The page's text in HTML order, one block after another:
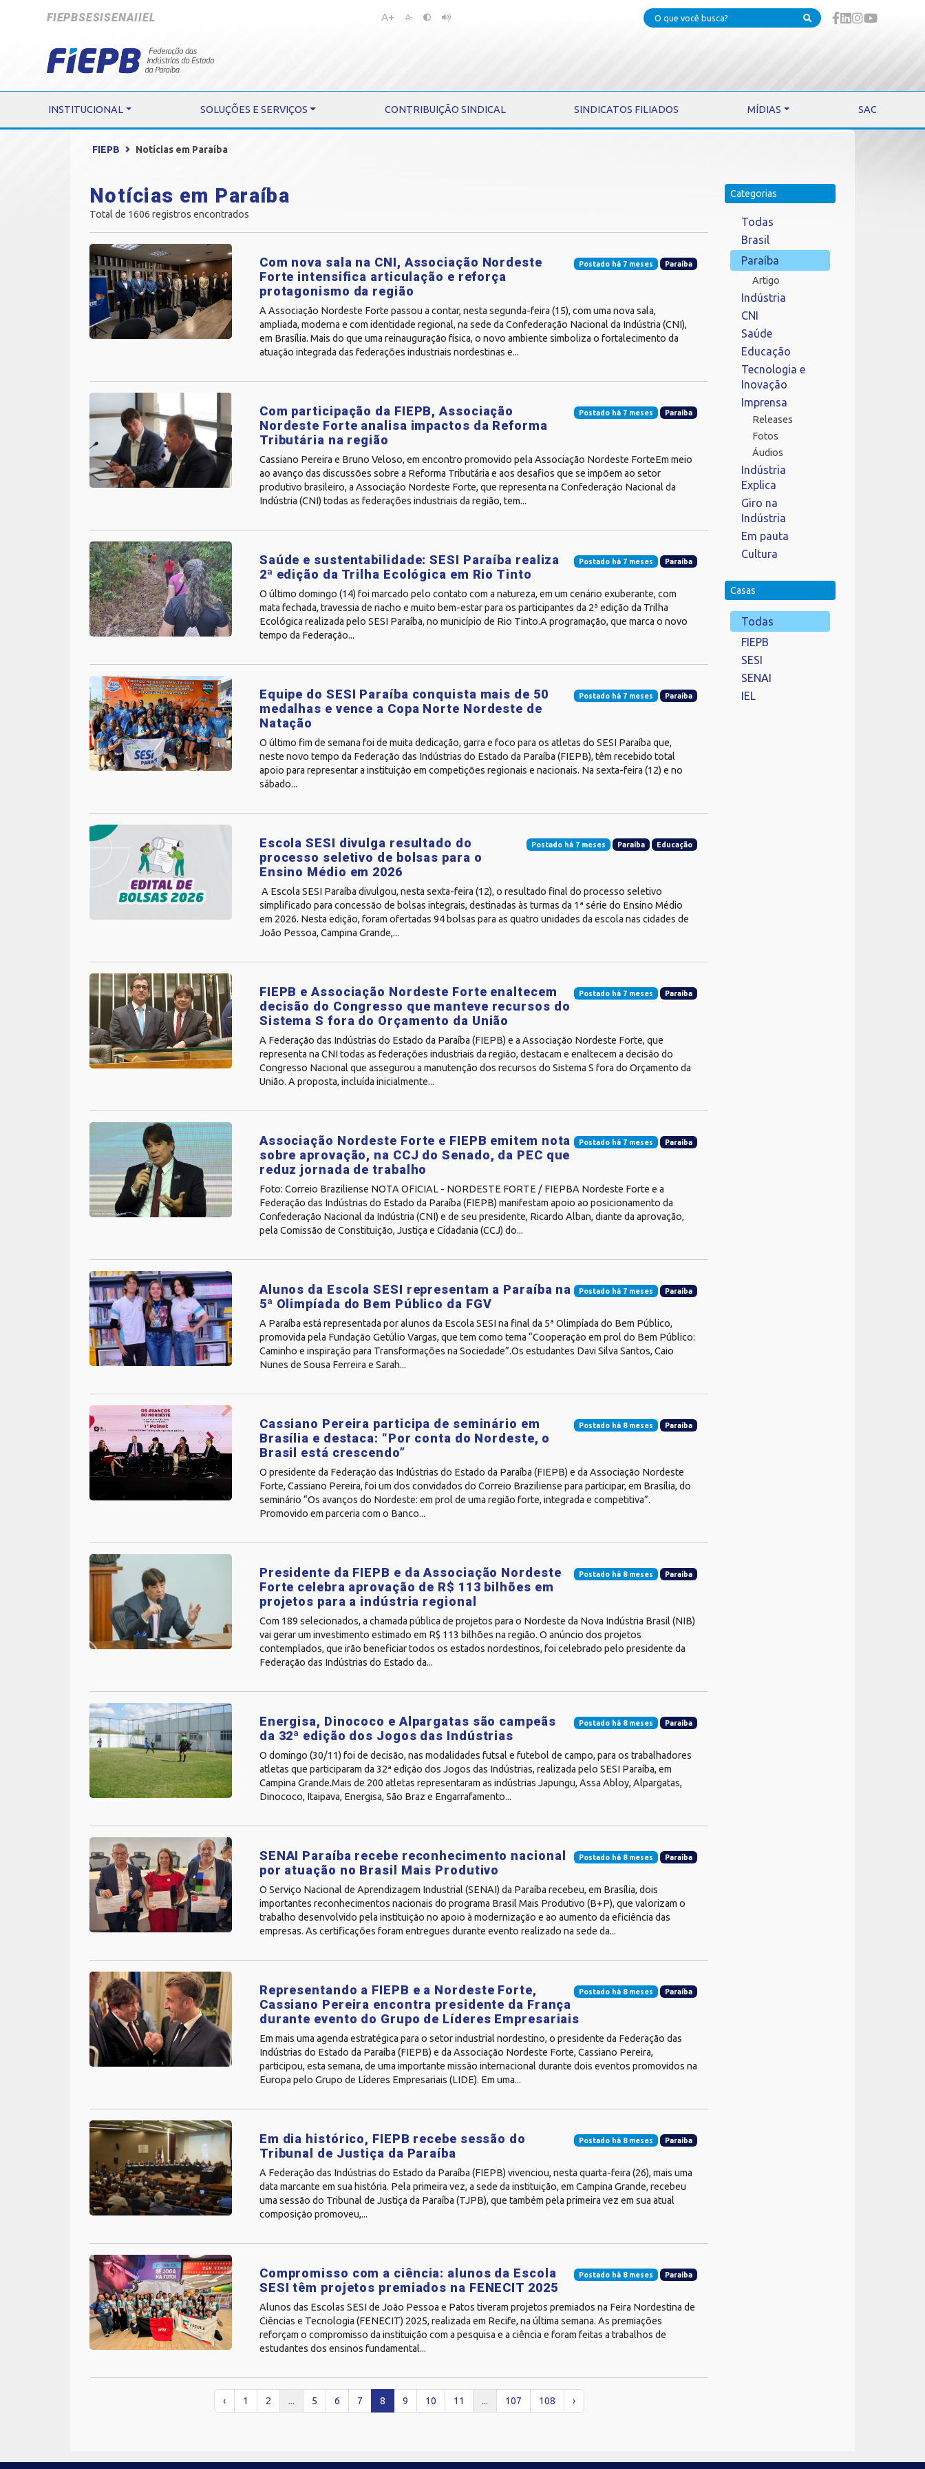
FIEPBSESISENAIIEL
Pular
Pular
A+ A-
INSTITUCIONAL SOLUÇÕES E SERVIÇOS CONTRIBUIÇÃO SINDICAL SINDICATOS FILIADOS MÍDIAS SAC
FIEPB Notícias em Paraíba
Notícias em Paraíba
Total de 1606 registros encontrados
Postado há 7 meses Paraíba
Com nova sala na CNI, Associação Nordeste
Forte intensifica articulação e reforça
protagonismo da região
A Associação Nordeste Forte passou a contar, nesta segunda-feira (15), com uma nova sala,
ampliada, moderna e com identidade regional, na sede da Confederação Nacional da Indústria (CNI),
em Brasília. Mais do que uma reinauguração física, o novo ambiente simboliza o fortalecimento da
atuação integrada das federações industriais nordestinas e...
Postado há 7 meses Paraíba
Com participação da FIEPB, Associação
Nordeste Forte analisa impactos da Reforma
Tributária na região
Cassiano Pereira e Bruno Veloso, em encontro promovido pela Associação Nordeste ForteEm meio
ao avanço das discussões sobre a Reforma Tributária e aos desafios que se impõem ao setor
produtivo brasileiro, a Associação Nordeste Forte, que representa na Confederação Nacional da
Indústria (CNI) todas as federações industriais da região, tem...
Postado há 7 meses Paraíba
Saúde e sustentabilidade: SESI Paraíba realiza
2ª edição da Trilha Ecológica em Rio Tinto
O último domingo (14) foi marcado pelo contato com a natureza, em um cenário exuberante, com
mata fechada, travessia de riacho e muito bem-estar para os participantes da 2ª edição da Trilha
Ecológica realizada pelo SESI Paraíba, no município de Rio Tinto.A programação, que marca o novo
tempo da Federação...
Postado há 7 meses Paraíba
Equipe do SESI Paraíba conquista mais de 50
medalhas e vence a Copa Norte Nordeste de
Natação
O último fim de semana foi de muita dedicação, garra e foco para os atletas do SESI Paraíba que,
neste novo tempo da Federação das Indústrias do Estado da Paraíba (FIEPB), têm recebido total
apoio para representar a instituição em competições regionais e nacionais. Na sexta-feira (12) e no
sábado...
Postado há 7 meses Paraíba Educação
Escola SESI divulga resultado do
processo seletivo de bolsas para o
Ensino Médio em 2026
A Escola SESI Paraíba divulgou, nesta sexta-feira (12), o resultado final do processo seletivo
simplificado para concessão de bolsas integrais, destinadas às turmas da 1ª série do Ensino Médio
em 2026. Nesta edição, foram ofertadas 94 bolsas para as quatro unidades da escola nas cidades de
João Pessoa, Campina Grande,...
Postado há 7 meses Paraíba
FIEPB e Associação Nordeste Forte enaltecem
decisão do Congresso que manteve recursos do
Sistema S fora do Orçamento da União
A Federação das Indústrias do Estado da Paraíba (FIEPB) e a Associação Nordeste Forte, que
representa na CNI todas as federações industriais da região, destacam e enaltecem a decisão do
Congresso Nacional que assegurou a manutenção dos recursos do Sistema S fora do Orçamento da
União. A proposta, incluída inicialmente...
Postado há 7 meses Paraíba
Associação Nordeste Forte e FIEPB emitem nota
sobre aprovação, na CCJ do Senado, da PEC que
reduz jornada de trabalho
Foto: Correio Braziliense NOTA OFICIAL - NORDESTE FORTE / FIEPBA Nordeste Forte e a
Federação das Indústrias do Estado da Paraíba (FIEPB) manifestam apoio ao posicionamento da
Confederação Nacional da Indústria (CNI) e de seu presidente, Ricardo Alban, diante da aprovação,
pela Comissão de Constituição, Justiça e Cidadania (CCJ) do...
Postado há 7 meses Paraíba
Alunos da Escola SESI representam a Paraíba na
5ª Olimpíada do Bem Público da FGV
A Paraíba está representada por alunos da Escola SESI na final da 5ª Olimpíada do Bem Público,
promovida pela Fundação Getúlio Vargas, que tem como tema “Cooperação em prol do Bem Público:
Caminho e inspiração para Transformações na Sociedade”.Os estudantes Davi Silva Santos, Caio
Nunes de Sousa Ferreira e Sarah...
Postado há 8 meses Paraíba
Cassiano Pereira participa de seminário em
Brasília e destaca: “Por conta do Nordeste, o
Brasil está crescendo”
O presidente da Federação das Indústrias do Estado da Paraíba (FIEPB) e da Associação Nordeste
Forte, Cassiano Pereira, foi um dos convidados do Correio Braziliense para participar, em Brasília, do
seminário “Os avanços do Nordeste: em prol de uma região forte, integrada e competitiva”.
Promovido em parceria com o Banco...
Postado há 8 meses Paraíba
Presidente da FIEPB e da Associação Nordeste
Forte celebra aprovação de R$ 113 bilhões em
projetos para a indústria regional
Com 189 selecionados, a chamada pública de projetos para o Nordeste da Nova Indústria Brasil (NIB)
vai gerar um investimento estimado em R$ 113 bilhões na região. O anúncio dos projetos
contemplados, que irão beneficiar todos os estados nordestinos, foi celebrado pelo presidente da
Federação das Indústrias do Estado da...
Postado há 8 meses Paraíba
Energisa, Dinococo e Alpargatas são campeãs
da 32ª edição dos Jogos das Indústrias
O domingo (30/11) foi de decisão, nas modalidades futsal e futebol de campo, para os trabalhadores
atletas que participaram da 32ª edição dos Jogos das Indústrias, realizada pelo SESI Paraíba, em
Campina Grande.Mais de 200 atletas representaram as indústrias Japungu, Assa Abloy, Alpargatas,
Dinococo, Itaipava, Energisa, São Braz e Engarrafamento...
Postado há 8 meses Paraíba
SENAI Paraíba recebe reconhecimento nacional
por atuação no Brasil Mais Produtivo
O Serviço Nacional de Aprendizagem Industrial (SENAI) da Paraíba recebeu, em Brasília, dois
importantes reconhecimentos nacionais do programa Brasil Mais Produtivo (B+P), que valorizam o
trabalho desenvolvido pela instituição no apoio à modernização e ao aumento da eficiência das
empresas. As certificações foram entregues durante evento realizado na sede da...
Postado há 8 meses Paraíba
Representando a FIEPB e a Nordeste Forte,
Cassiano Pereira encontra presidente da França
durante evento do Grupo de Líderes Empresariais
Em mais uma agenda estratégica para o setor industrial nordestino, o presidente da Federação das
Indústrias do Estado da Paraíba (FIEPB) e da Associação Nordeste Forte, Cassiano Pereira,
participou, esta semana, de uma importante missão internacional durante dois eventos promovidos na
Europa pelo Grupo de Líderes Empresariais (LIDE). Em uma...
Postado há 8 meses Paraíba
Em dia histórico, FIEPB recebe sessão do
Tribunal de Justiça da Paraíba
A Federação das Indústrias do Estado da Paraíba (FIEPB) vivenciou, nesta quarta-feira (26), mais uma
data marcante em sua história. Pela primeira vez, a sede da instituição, em Campina Grande, recebeu
uma sessão do Tribunal de Justiça da Paraíba (TJPB), que também pela primeira vez em sua atual
composição promoveu,...
Postado há 8 meses Paraíba
Compromisso com a ciência: alunos da Escola
SESI têm projetos premiados na FENECIT 2025
Alunos das Escolas SESI de João Pessoa e Patos tiveram projetos premiados na Feira Nordestina de
Ciências e Tecnologia (FENECIT) 2025, realizada em Recife, na última semana. As premiações
reforçam o compromisso da instituição com a pesquisa e a ciência e foram feitas a trabalhos de
estudantes dos ensinos fundamental...
‹ 1 2 ... 5 6 7 8 9 10 11 ... 107 108 ›
Categorias
Todas
Brasil
Paraíba
Artigo
Indústria
CNI
Saúde
Educação
Tecnologia e
Inovação
Imprensa
Releases
Fotos
Áudios
Indústria
Explica
Giro na
Indústria
Em pauta
Cultura
Casas
Todas
FIEPB
SESI
SENAI
IEL